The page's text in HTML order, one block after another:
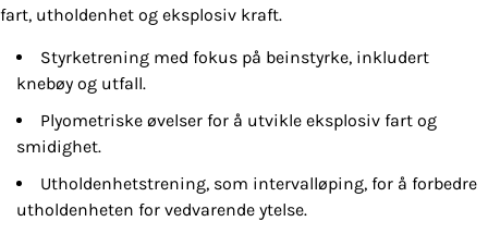
fart, utholdenhet og eksplosiv kraft.
Styrketrening med fokus på beinstyrke, inkludert
knebøy og utfall.
Plyometriske øvelser for å utvikle eksplosiv fart og
smidighet.
Utholdenhetstrening, som intervalløping, for å forbedre
utholdenheten for vedvarende ytelse.